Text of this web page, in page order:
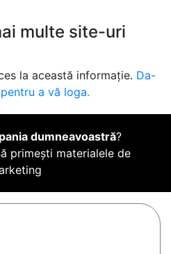
multe site-uri
la această informație. Da-
a vă loga.
dumneavoastră?
primești materialele de